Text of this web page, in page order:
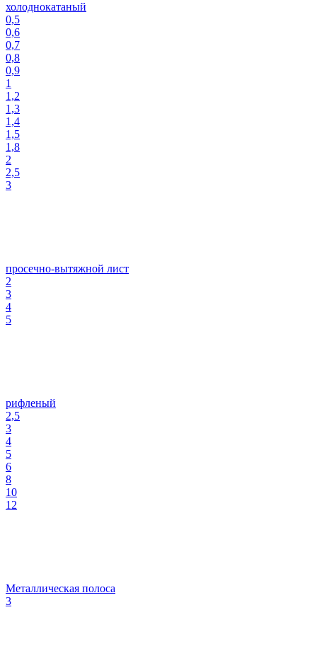
холоднокатаный
0,5
0,6
0,7
0,8
0,9
1
1,2
1,3
1,4
1,5
1,8
2
2,5
3
просечно-вытяжной лист
2
3
4
5
рифленый
2,5
3
4
5
6
8
10
12
Металлическая полоса
3